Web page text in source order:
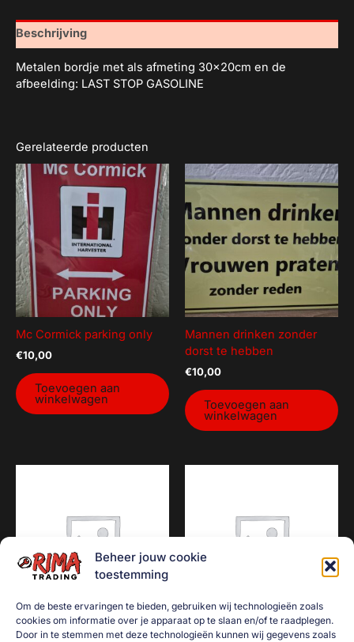
Beheer jouw cookie
toestemming
Om de beste ervaringen te bieden, gebruiken wij technologieën zoals
cookies om informatie over je apparaat op te slaan en/of te raadplegen.
Door in te stemmen met deze technologieën kunnen wij gegevens zoals
Beschrijving
Metalen bordje met als afmeting 30x20cm en de
afbeelding: LAST STOP GASOLINE
Gerelateerde producten
Mc Cormick parking only
€10,00
Toevoegen aan
winkelwagen
Mannen drinken zonder
dorst te hebben
€10,00
Toevoegen aan
winkelwagen
Liever een pens van het Blauw maken Groen